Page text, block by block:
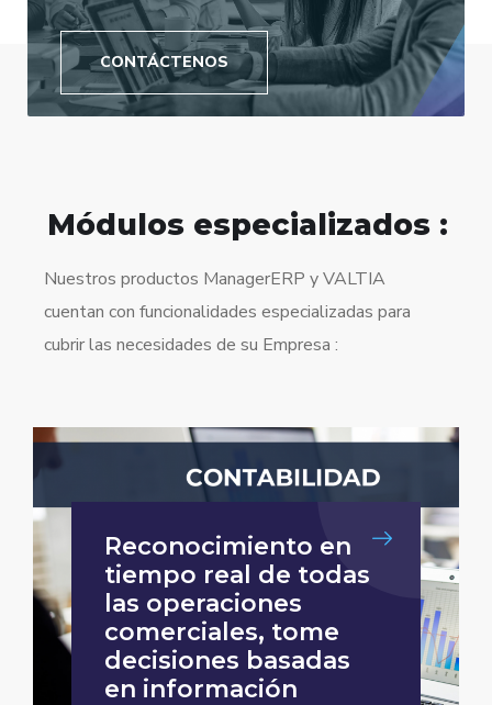
CONTÁCTENOS
Módulos especializados :
Nuestros productos ManagerERP y VALTIA
cuentan con funcionalidades especializadas para
cubrir las necesidades de su Empresa :
Reconocimiento en
tiempo real de todas
las operaciones
comerciales, tome
decisiones basadas
en información